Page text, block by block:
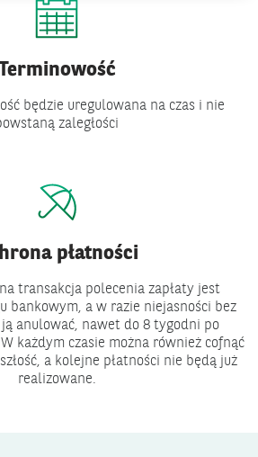
będzie uregulowana na czas i nie
zaległości
płatności
transakcja polecenia zapłaty jest
bankowym, a w razie niejasności bez
anulować, nawet do 8 tygodni po
każdym czasie można również cofnąć
a kolejne płatności nie będą już
realizowane.